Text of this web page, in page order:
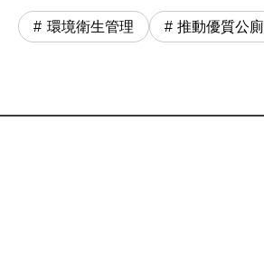
環境衛生管理 推動優質公廁